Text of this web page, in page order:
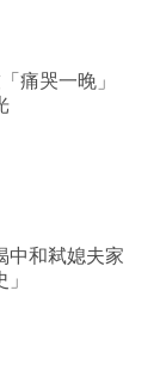
痛哭一晚」
和弒媳夫家